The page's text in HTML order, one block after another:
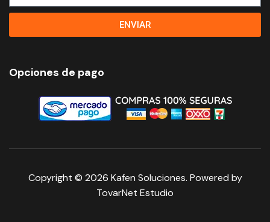
ENVIAR
Opciones de pago
Copyright © 2026 Kafen Soluciones. Powered by
TovarNet Estudio